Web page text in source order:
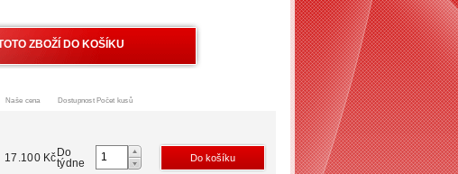
Naše cena Dostupnost Počet kusů
17.100 Kč Do
týdne